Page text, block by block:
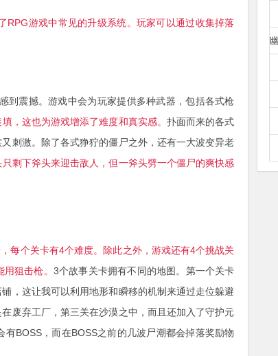
RPG游戏中常见的升级系统。玩家可以通过收集掉落
到震撼。游戏中会为玩家提供多种武器，包括各式枪
，这也为游戏增添了难度和真实感。 扑面而来的各式
刺激。除了各式狰狞的僵尸之外，还有一大波变异老
剩下斧头来迎击敌人，但一斧头劈一个僵尸的爽快感
每个关卡有4个难度。除此之外，游戏还有4个挑战关
狙击枪。 3个故事关卡拥有不同的地图。第一个关卡
，这让我可以利用地形和瞬移的机制来通过走位躲避
废弃工厂，第三关在沙漠之中，而且还加入了守护元
BOSS，而在BOSS之前的几波尸潮都会掉落奖励物